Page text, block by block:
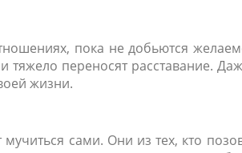
пока не добьются
переносят расставание.
жизни.
сами. Они из тех, кто